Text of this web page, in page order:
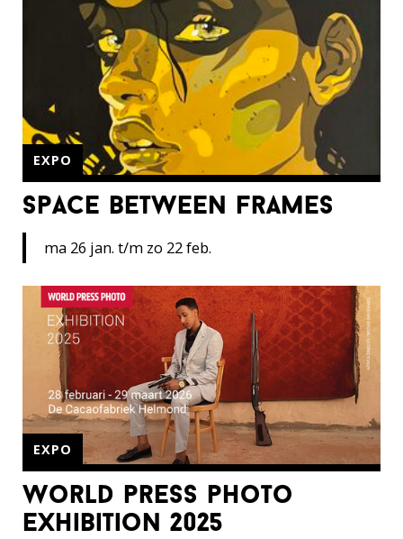
space between frames
EXPO
ma 26 jan. t/m zo 22 feb.
world press photo
exhibition 2025
EXPO